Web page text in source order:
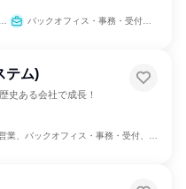
バックオフィス・事務・受付、経営/事業企画、営業、製造・生産工程、学術研究、SCM/生産管理/購買/物流、経理/税務/財務、人事、総務、法務/知財、広報/IR、商品企画、マーケティング・広告・宣伝
テム)
史ある会社で成長！
業、バックオフィス・事務・受付、IT、商品企画、製造・生産工程、経営/事業企画